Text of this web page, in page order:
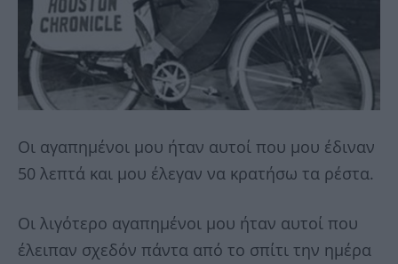
Οι αγαπημένοι μου ήταν αυτοί που μου έδιναν
50 λεπτά και μου έλεγαν να κρατήσω τα ρέστα.
Οι λιγότερο αγαπημένοι μου ήταν αυτοί που
έλειπαν σχεδόν πάντα από το σπίτι την ημέρα